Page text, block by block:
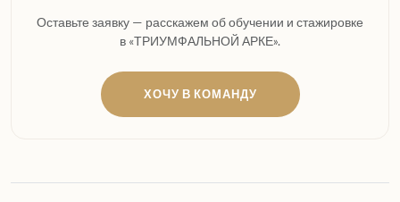
Оставьте заявку — расскажем об обучении и стажировке
в «ТРИУМФАЛЬНОЙ АРКЕ».
ХОЧУ В КОМАНДУ